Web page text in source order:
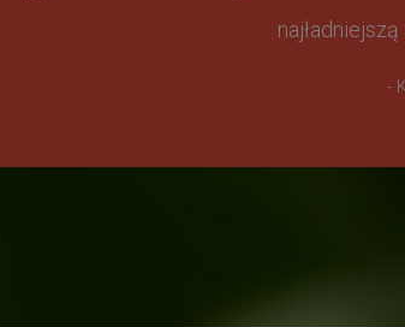
-